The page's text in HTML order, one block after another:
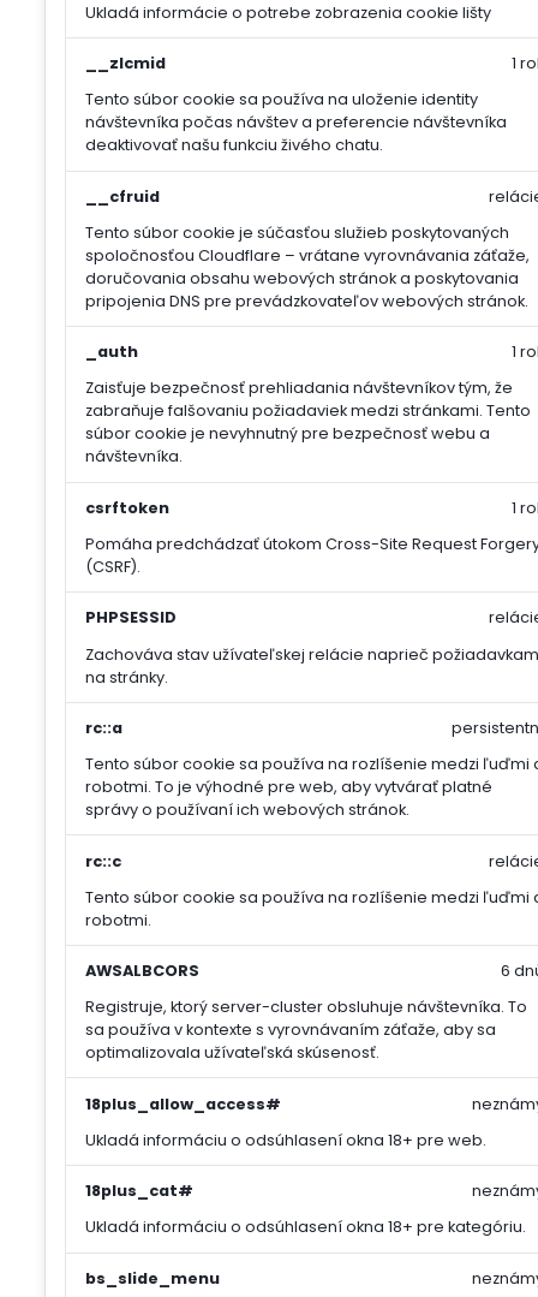
Ukladá informácie o potrebe zobrazenia cookie lišty
__zlcmid
Tento súbor cookie sa používa na uloženie identity
návštevníka počas návštev a preferencie návštevníka
deaktivovať našu funkciu živého chatu.
1
__cfruid
Tento súbor cookie je súčasťou služieb poskytovaných
spoločnosťou Cloudflare – vrátane vyrovnávania záťaže,
doručovania obsahu webových stránok a poskytovania
pripojenia DNS pre prevádzkovateľov webových stránok.
_auth
Zaisťuje bezpečnosť prehliadania návštevníkov tým, že
zabraňuje falšovaniu požiadaviek medzi stránkami. Tento
súbor cookie je nevyhnutný pre bezpečnosť webu a
návštevníka.
1
csrftoken
Pomáha predchádzať útokom Cross-Site Request
(CSRF).
1
PHPSESSID
Zachováva stav užívateľskej relácie naprieč
na stránky.
rc::a
Tento súbor cookie sa používa na rozlíšenie medzi ľuďmi
robotmi. To je výhodné pre web, aby vytvárať platné
správy o používaní ich webových stránok.
rc::c
Tento súbor cookie sa používa na rozlíšenie medzi ľuďmi
robotmi.
AWSALBCORS
Registruje, ktorý server-cluster obsluhuje návštevníka. To
sa používa v kontexte s vyrovnávaním záťaže, aby sa
optimalizovala užívateľská skúsenosť.
6
18plus_allow_access#
Ukladá informáciu o odsúhlasení okna 18+ pre web.
18plus_cat#
Ukladá informáciu o odsúhlasení okna 18+ pre kategóriu.
bs_slide_menu